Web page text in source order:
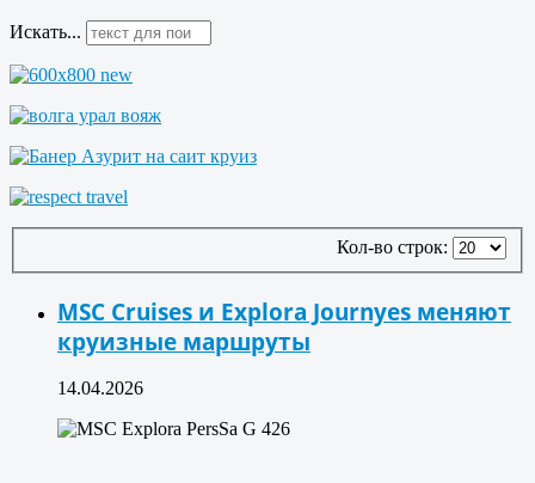
Искать...
Кол-во строк:
MSC Cruises и Explora Journyes меняют
круизные маршруты
14.04.2026